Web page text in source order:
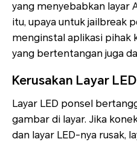
yang menyebabkan layar
itu, upaya untuk jailbreak
menginstal aplikasi pihak
yang bertentangan juga
Kerusakan Layar LED
Layar LED ponsel
gambar di layar. Jika
dan layar LED-nya rusak,